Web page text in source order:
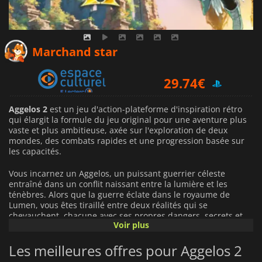
Marchand star
29.74€
29.99€
Aggelos 2 est un jeu d'action-plateforme d'inspiration rétro
qui élargit la formule du jeu original pour une aventure plus
vaste et plus ambitieuse, axée sur l'exploration de deux
mondes, des combats rapides et une progression basée sur
les capacités.
Vous incarnez un Aggelos, un puissant guerrier céleste
entraîné dans un conflit naissant entre la lumière et les
ténèbres. Alors que la guerre éclate dans le royaume de
Lumen, vous êtes tiraillé entre deux réalités qui se
chevauchent, chacune avec ses propres dangers, secrets et
chemins qui ne deviennent accessibles qu'au fur et à mesure
Aggelos 2 vous permet de passer entre vos formes
Voir plus
Les meilleures offres pour Aggelos 2